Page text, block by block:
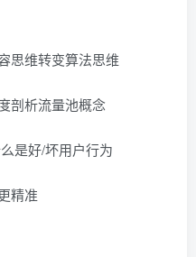
思维转变算法思维
剖析流量池概念
是好/坏用户行为
精准